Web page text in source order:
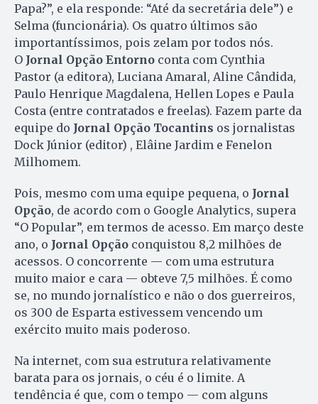
Papa?”, e ela responde: “Até da secretária dele”) e
Selma (funcionária). Os quatro últimos são
importantíssimos, pois zelam por todos nós.
O Jornal Opção Entorno conta com Cynthia
Pastor (a editora), Luciana Amaral, Aline Cândida,
Paulo Henrique Magdalena, Hellen Lopes e Paula
Costa (entre contratados e freelas). Fazem parte da
equipe do Jornal Opção Tocantins os jornalistas
Dock Júnior (editor) , Elâine Jardim e Fenelon
Milhomem.
Pois, mesmo com uma equipe pequena, o Jornal
Opção, de acordo com o Google Analytics, supera
“O Popular”, em termos de acesso. Em março deste
ano, o Jornal Opção conquistou 8,2 milhões de
acessos. O concorrente — com uma estrutura
muito maior e cara — obteve 7,5 milhões. É como
se, no mundo jornalístico e não o dos guerreiros,
os 300 de Esparta estivessem vencendo um
exército muito mais poderoso.
Na internet, com sua estrutura relativamente
barata para os jornais, o céu é o limite. A
tendência é que, com o tempo — com alguns